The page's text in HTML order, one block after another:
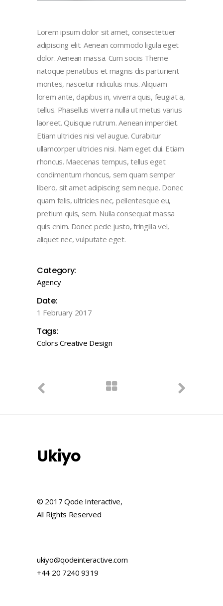
Lorem ipsum dolor sit amet, consectetuer
adipiscing elit. Aenean commodo ligula eget
dolor. Aenean massa. Cum sociis Theme
natoque penatibus et magnis dis parturient
montes, nascetur ridiculus mus. Aliquam
lorem ante, dapibus in, viverra quis, feugiat a,
tellus. Phasellus viverra nulla ut metus varius
laoreet. Quisque rutrum. Aenean imperdiet.
Etiam ultricies nisi vel augue. Curabitur
ullamcorper ultricies nisi. Nam eget dui. Etiam
rhoncus. Maecenas tempus, tellus eget
condimentum rhoncus, sem quam semper
libero, sit amet adipiscing sem neque. Donec
quam felis, ultricies nec, pellentesque eu,
pretium quis, sem. Nulla consequat massa
quis enim. Donec pede justo, fringilla vel,
aliquet nec, vulputate eget.
Category:
Agency
Date:
1 February 2017
Tags:
Colors Creative Design
Ukiyo
© 2017 Qode Interactive,
All Rights Reserved
ukiyo@qodeinteractive.com
+44 20 7240 9319